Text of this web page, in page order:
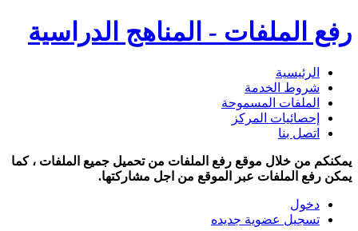
رفع الملفات - المناهج الدراسية
الرئيسية
شروط الخدمة
الملفات المسموحة
إحصائيات المركز
اتصل بنا
يمكنكم من خلال موقع رفع الملفات من تحميل جميع الملفات ، كما
يمكن رفع الملفات عبر الموقع من اجل مشاركتها.
دخول
تسجيل عضوية جديده